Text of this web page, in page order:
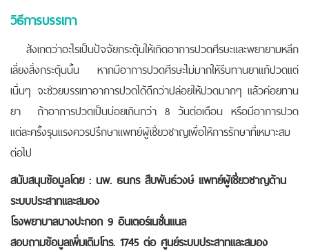
วิธีการบรรเทา
สังเกตว่าอะไรเป็นปัจจัยกระตุ้นให้เกิดอาการปวดศีรษะและพยายามหลีก
เลี่ยงสิ่งกระตุ้นนั้น หากมีอาการปวดศีรษะไม่มากให้รีบทานยาแก้ปวดแต่
เนิ่นๆ จะช่วยบรรเทาอาการปวดได้ดีกว่าปล่อยให้ปวดมากๆ แล้วค่อยทาน
ยา ถ้าอาการปวดเป็นบ่อยเกินกว่า 8 วันต่อเดือน หรือมีอาการปวด
แต่ละครั้งรุนแรงควรปรึกษาแพทย์ผู้เชี่ยวชาญเพื่อให้การรักษาที่เหมาะสม
ต่อไป
สนับสนุนข้อมูลโดย : นพ. ธนกร สืบพันธ์วงษ์ แพทย์ผู้เชี่ยวชาญด้าน
ระบบประสาทและสมอง
โรงพยาบาลบางปะกอก 9 อินเตอร์เนชั่นแนล
สอบถามข้อมูลเพิ่มเติมโทร. 1745 ต่อ ศูนย์ระบบประสาทและสมอง